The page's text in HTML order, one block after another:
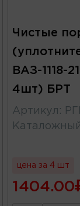
Чистые
ВАЗ-1118-
4шт) БРТ
Артикул :
цена за 4 шт
1404.00